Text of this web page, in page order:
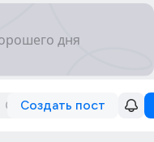
Создать пост